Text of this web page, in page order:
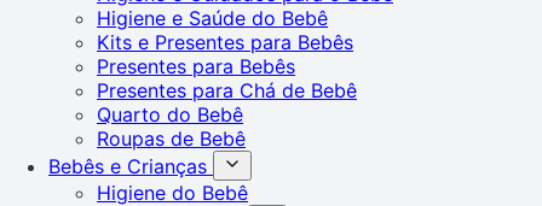
Higiene e Saúde do Bebê
Kits e Presentes para Bebês
Presentes para Bebês
Presentes para Chá de Bebê
Quarto do Bebê
Roupas de Bebê
Bebês e Crianças
Higiene do Bebê